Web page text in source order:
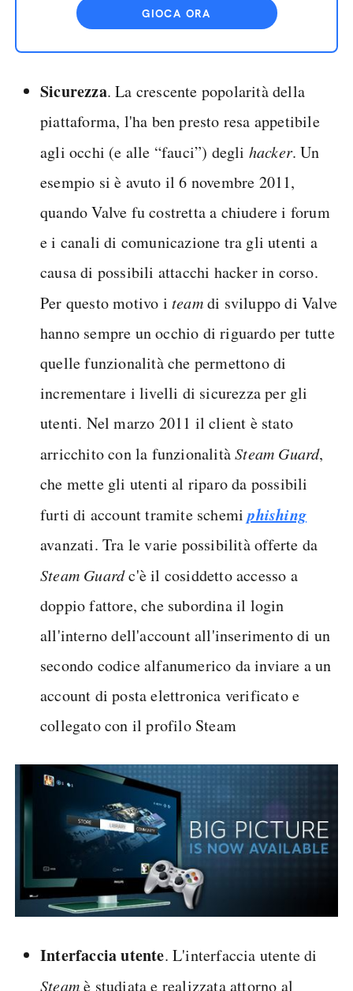
GIOCA ORA
Sicurezza. La crescente popolarità della
piattaforma, l'ha ben presto resa appetibile
agli occhi (e alle “fauci”) degli hacker. Un
esempio si è avuto il 6 novembre 2011,
quando Valve fu costretta a chiudere i forum
e i canali di comunicazione tra gli utenti a
causa di possibili attacchi hacker in corso.
Per questo motivo i teamdi sviluppo di Valve
hanno sempre un occhio di riguardo per tutte
quelle funzionalità che permettono di
incrementare i livelli di sicurezza per gli
utenti. Nel marzo 2011 il client è stato
arricchito con la funzionalitàSteam Guard,
che mette gli utenti al riparo da possibili
furti di account tramite schemiphishing
avanzati. Tra le varie possibilità offerte da
Steam Guardc'è il cosiddetto accesso a
doppio fattore, che subordina il login
all'interno dell'account all'inserimento di un
secondo codice alfanumerico da inviare a un
account di posta elettronica verificato e
collegato con il profilo Steam
Interfaccia utente. L'interfaccia utente di
Steamè studiata e realizzata attorno al